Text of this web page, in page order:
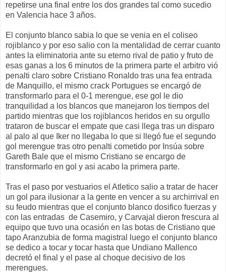
repetirse una final entre los dos grandes tal como sucedio
en Valencia hace 3 años.
El conjunto blanco sabia lo que se venia en el coliseo
rojiblanco y por eso salio con la mentalidad de cerrar cuanto
antes la eliminatoria ante su eterno rival de patio y fruto de
esas ganas a los 6 minutos de la primera parte el arbitro vió
penalti claro sobre Cristiano Ronaldo tras una fea entrada
de Manquillo, el mismo crack Portugues se encargó de
transformarlo para el 0-1 merengue, ese gol le dio
tranquilidad a los blancos que manejaron los tiempos del
partido mientras que los rojiblancos heridos en su orgullo
trataron de buscar el empate que casi llega tras un disparo
al palo al que Iker no llegaba lo que si llegó fue el segundo
gol merengue tras otro penalti cometido por Insúa sobre
Gareth Bale que el mismo Cristiano se encargo de
transformarlo en gol y asi acabo la primera parte.
Tras el paso por vestuarios el Atletico salio a tratar de hacer
un gol para ilusionar a la gente en vencer a su archirrival en
su feudo mientras que el conjunto blanco dosifico fuerzas y
con las entradas de Casemiro, y Carvajal dieron frescura al
equipo que tuvo una ocasión en las botas de Cristiano que
tapo Aranzubia de forma magistral luego el conjunto blanco
se dedico a tocar y tocar hasta que Undiano Mallenco
decretó el final y el pase al choque decisivo de los
merengues.